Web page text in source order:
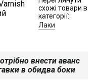
схожі товари в
категорії:
Лаки
внести аванс
в обидва боки